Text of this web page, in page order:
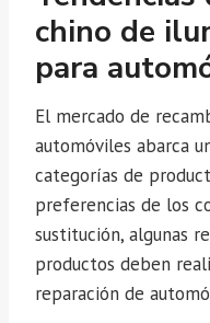
chino de
para
El mercado de
automóviles abarca
categorías de
preferencias de los
sustitución, algunas
productos deben
reparación de